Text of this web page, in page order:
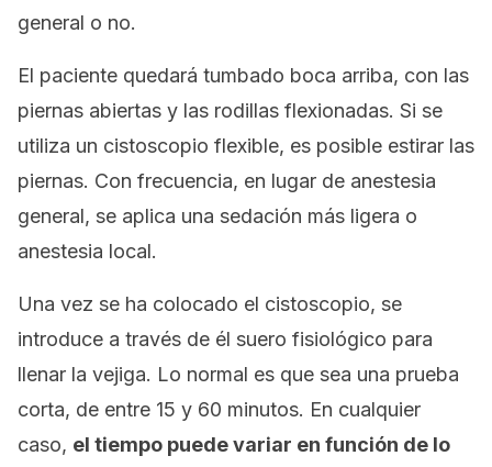
general o no.
El paciente quedará tumbado boca arriba, con las
piernas abiertas y las rodillas flexionadas. Si se
utiliza un cistoscopio flexible, es posible estirar las
piernas. Con frecuencia, en lugar de anestesia
general, se aplica una sedación más ligera o
anestesia local.
Una vez se ha colocado el cistoscopio, se
introduce a través de él suero fisiológico para
llenar la vejiga. Lo normal es que sea una prueba
corta, de entre 15 y 60 minutos. En cualquier
caso, el tiempo puede variar en función de lo